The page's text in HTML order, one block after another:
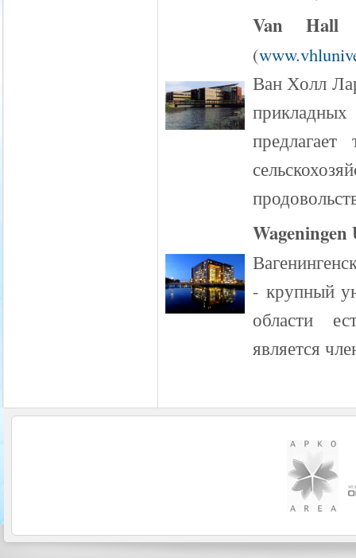
Van Hall
(
Ван Холл
Wageningen
- крупный
области
является